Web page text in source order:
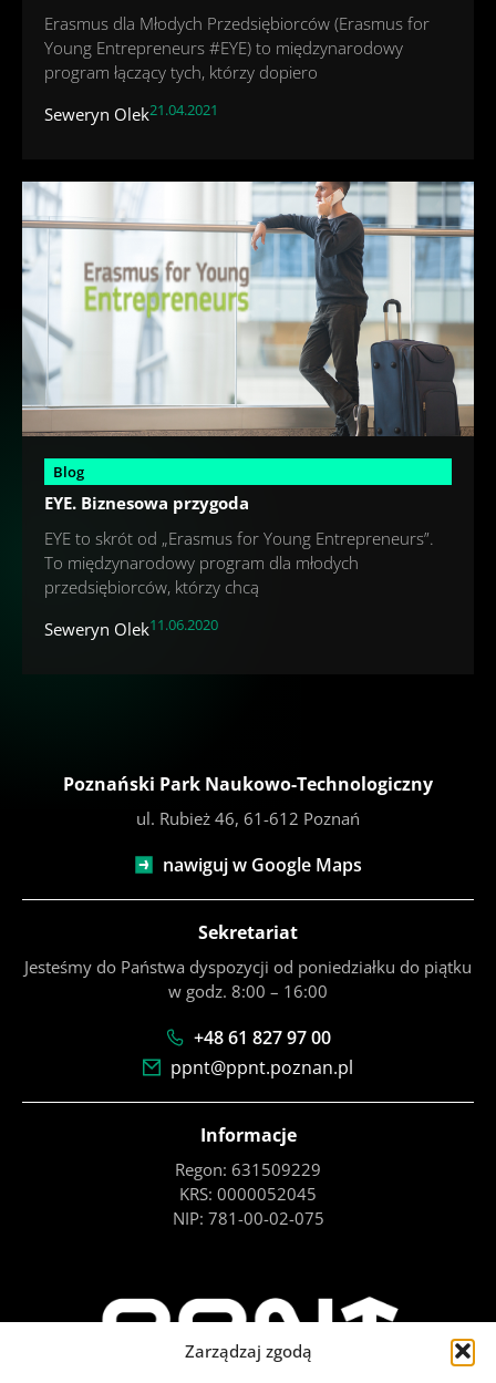
Zarządzaj zgodą
Erasmus dla Młodych Przedsiębiorców (Erasmus for
Young Entrepreneurs #EYE) to międzynarodowy
program łączący tych, którzy dopiero
Seweryn Olek21.04.2021
Blog
EYE. Biznesowa przygoda
EYE to skrót od „Erasmus for Young Entrepreneurs”.
To międzynarodowy program dla młodych
przedsiębiorców, którzy chcą
Seweryn Olek11.06.2020
Poznański Park Naukowo-Technologiczny
ul. Rubież 46, 61-612 Poznań
nawiguj w Google Maps
Sekretariat
Jesteśmy do Państwa dyspozycji od poniedziałku do piątku
w godz. 8:00 – 16:00
+48 61 827 97 00
ppnt@ppnt.poznan.pl
Informacje
Regon: 631509229
KRS: 0000052045
NIP: 781-00-02-075